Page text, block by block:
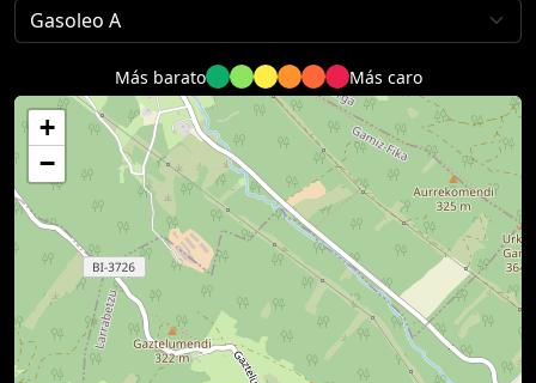
Más barato Más caro
+
−